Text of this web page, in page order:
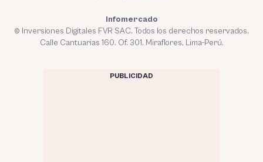
Infomercado
© Inversiones Digitales FVR SAC. Todos los derechos reservados.
Calle Cantuarias 160. Of. 301. Miraflores, Lima-Perú.
PUBLICIDAD